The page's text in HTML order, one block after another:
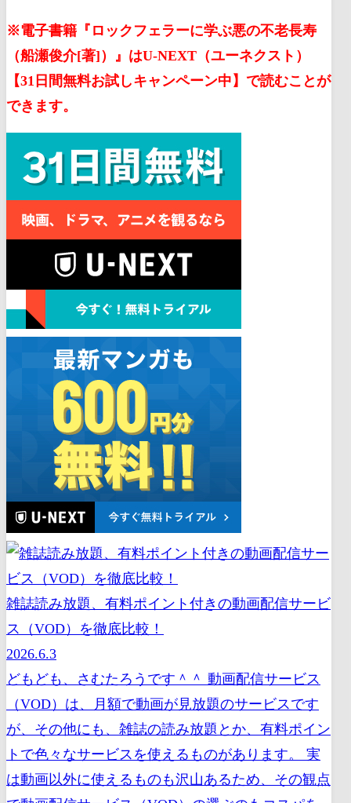
※電子書籍『ロックフェラーに学ぶ悪の不老長寿
（船瀬俊介[著]）』はU-NEXT（ユーネクスト）
【31日間無料お試しキャンペーン中】で読むことが
できます。
雑誌読み放題、有料ポイント付きの動画配信サービ
ス（VOD）を徹底比較！
2026.6.3
どもども、さむたろうです＾＾ 動画配信サービス
（VOD）は、月額で動画が見放題のサービスです
が、その他にも、雑誌の読み放題とか、有料ポイン
トで色々なサービスを使えるものがあります。 実
は動画以外に使えるものも沢山あるため、その観点